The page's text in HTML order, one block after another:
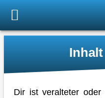
Dir ist veralteter